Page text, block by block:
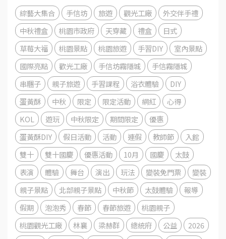
綜藝大集合 手信坊 旅遊 觀光工廠
外交伴手禮
中秋禮盒
桃園市政府 天穿藏 禮盒
日式
草莓大福
桃園景點 桃園旅遊 手習DIY
室內景點
國際亮點
歡光工廠 手信坊霧隱城
手信霧隱城
串糰子
親子旅遊 手習課程 浴衣體驗
DIY
蛋黃酥
中秋 限定 限定活動 網紅
心得
KOL
遊玩 中秋限定 期間限定
優惠
蛋黃酥DIY
假日活動 活動 連假 教師節
入館
雙十
雙十國慶 優惠活動 10月 國慶
太鼓
表演
體驗 舞台 演出 玩法 變裝免門票
變裝
親子景點
北部親子景點 中秋節 太鼓體驗
報導
假期
泡泡秀 春節 春節旅遊
桃園親子
桃園觀光工廠
林襄 梁赫群 總統府 公益
2026